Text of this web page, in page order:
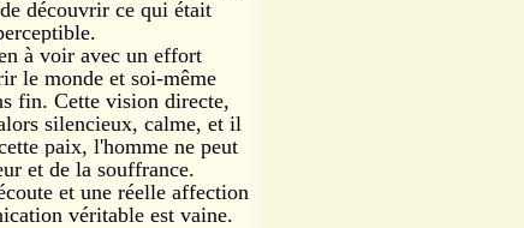
découvrir ce qui était
à voir avec un effort
le monde et soi-même
fin. Cette vision directe,
silencieux, calme, et il
paix, l'homme ne peut
et de la souffrance.
et une réelle affection
véritable est vaine.